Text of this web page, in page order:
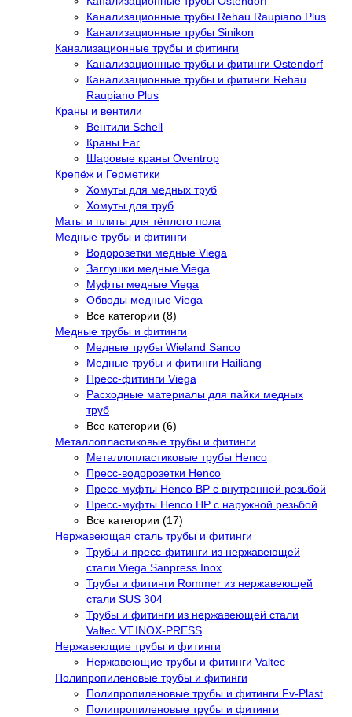
Канализационные трубы Rehau Raupiano Plus
Канализационные трубы Sinikon
Канализационные трубы и фитинги
Канализационные трубы и фитинги Ostendorf
Канализационные трубы и фитинги Rehau
Raupiano Plus
Краны и вентили
Вентили Schell
Краны Far
Шаровые краны Oventrop
Крепёж и Герметики
Хомуты для медных труб
Хомуты для труб
Маты и плиты для тёплого пола
Медные трубы и фитинги
Водорозетки медные Viega
Заглушки медные Viega
Муфты медные Viega
Обводы медные Viega
Все категории (8)
Медные трубы и фитинги
Медные трубы Wieland Sanco
Медные трубы и фитинги Hailiang
Пресс-фитинги Viega
Расходные материалы для пайки медных
труб
Все категории (6)
Металлопластиковые трубы и фитинги
Металлопластиковые трубы Henco
Пресс-водорозетки Henco
Пресс-муфты Henco ВР с внутренней резьбой
Пресс-муфты Henco НР с наружной резьбой
Все категории (17)
Нержавеющая сталь трубы и фитинги
Трубы и пресс-фитинги из нержавеющей
стали Viega Sanpress Inox
Трубы и фитинги Rommer из нержавеющей
стали SUS 304
Трубы и фитинги из нержавеющей стали
Valtec VT.INOX-PRESS
Нержавеющие трубы и фитинги
Нержавеющие трубы и фитинги Valtec
Полипропиленовые трубы и фитинги
Полипропиленовые трубы и фитинги Fv-Plast
Полипропиленовые трубы и фитинги